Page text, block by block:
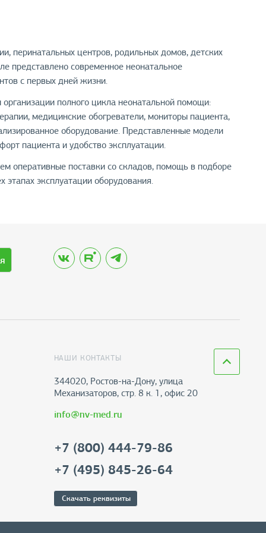
перинатальных центров, родильных домов, детских
представлено современное неонатальное
с первых дней жизни.
полного цикла неонатальной помощи:
медицинские обогреватели, мониторы пациента,
оборудование. Представленные модели
пациента и удобство эксплуатации.
оперативные поставки со складов, помощь в подборе
эксплуатации оборудования.
НАШИ КОНТАКТЫ
344020, Ростов-на-Дону​, улица
Механизаторов, стр. 8 к. 1, офис 20
info@nv-med.ru
+7 (800) 444-79-86
+7 (495) 845-26-64
Скачать реквизиты